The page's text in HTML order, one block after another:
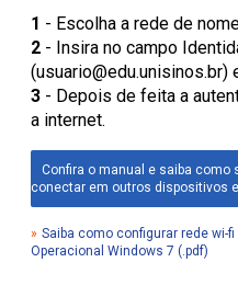
1 - Escolha a rede de
2 - Insira no campo
(usuario@edu.unisinos.br)
3 - Depois de feita a
a internet.
Confira o manual e saiba como
conectar em outros dispositivos
» Saiba como configurar rede wi-
Operacional Windows 7 (.pdf)